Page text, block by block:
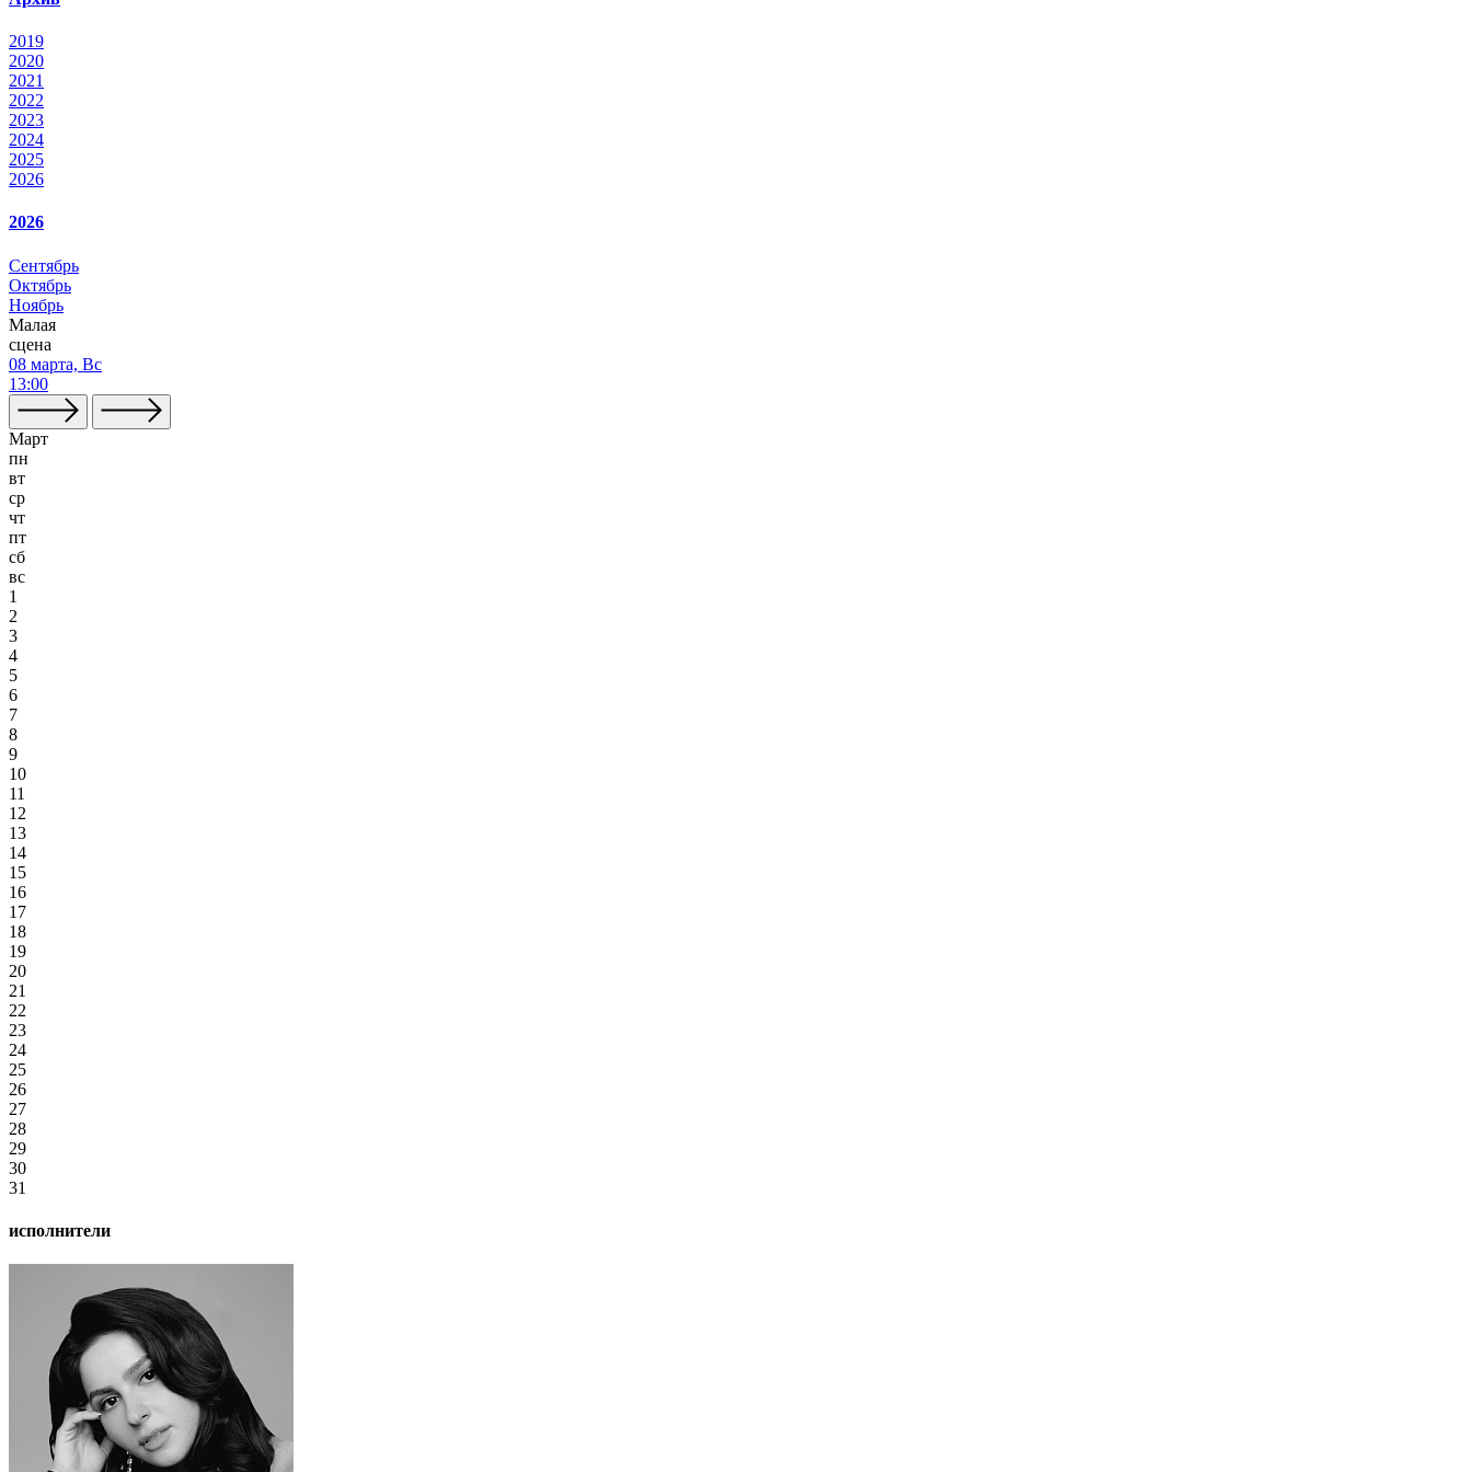
2019
2020
2021
2022
2023
2024
2025
2026
2026
Сентябрь
Октябрь
Ноябрь
Малая
сцена
08 марта, Вс
13:00
Март
пн
вт
ср
чт
пт
сб
вс
1
2
3
4
5
6
7
8
9
10
11
12
13
14
15
16
17
18
19
20
21
22
23
24
25
26
27
28
29
30
31
исполнители